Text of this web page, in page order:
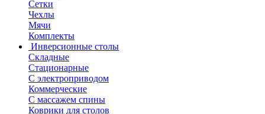
Сетки
Чехлы
Мячи
Комплекты
Инверсионные столы
Складные
Стационарные
С электроприводом
Коммерческие
С массажем спины
Коврики для столов